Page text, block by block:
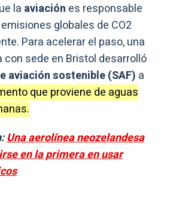
la aviación es responsable
globales de CO2
Para acelerar el paso, una
con sede en Bristol desarrolló
aviación sostenible (SAF) a
que proviene de aguas
Una aerolínea neozelandesa
en la primera en usar